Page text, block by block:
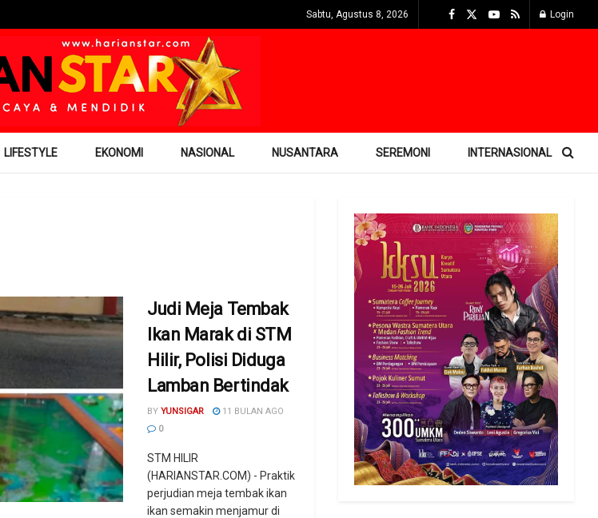
Sabtu, Agustus 8, 2026 Login
LIFESTYLE EKONOMI NASIONAL NUSANTARA SEREMONI INTERNASIONAL
Judi Meja Tembak
Ikan Marak di STM
Hilir, Polisi Diduga
Lamban Bertindak
BY YUNSIGAR
11 BULAN AGO
0
STM HILIR
(HARIANSTAR.COM) - Praktik
perjudian meja tembak ikan
ikan semakin menjamur di